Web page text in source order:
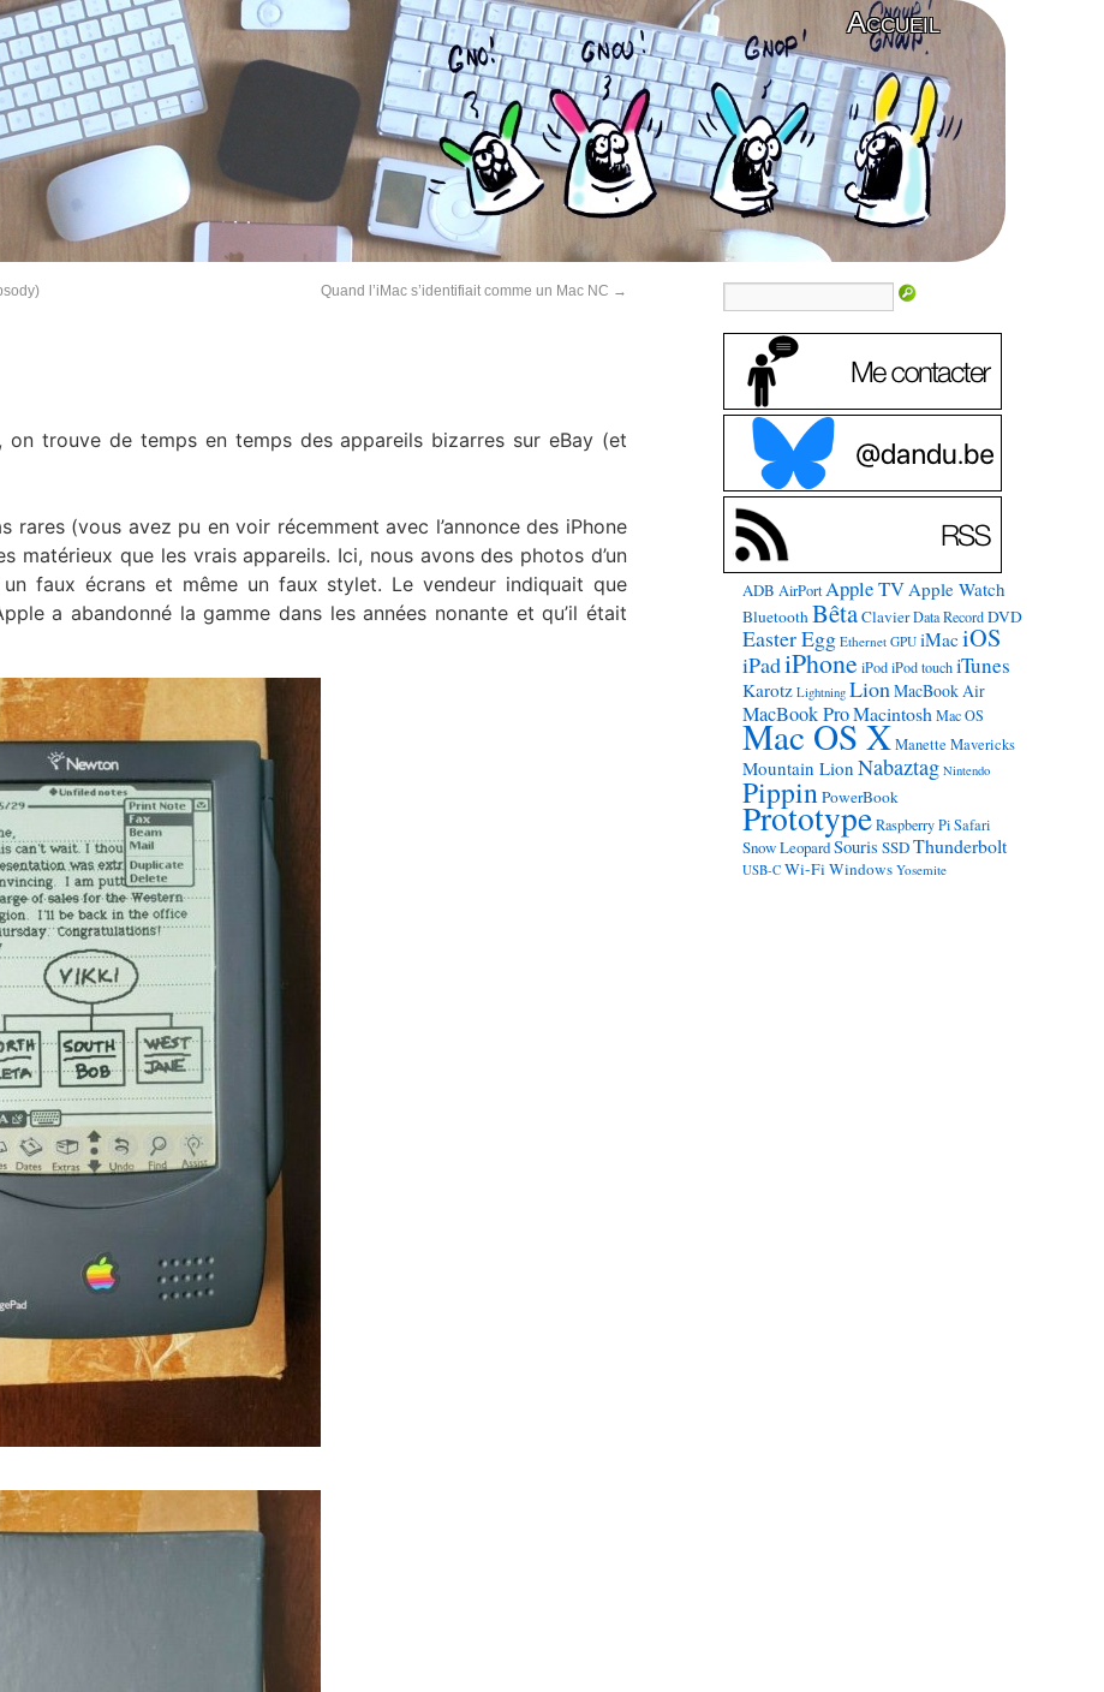
Accueil
Quand l’iMac s’identifiait comme un Mac NC →
trouve de temps en temps des appareils bizarres sur eBay (et
rares (vous avez pu en voir récemment avec l’annonce des iPhone
matérieux que les vrais appareils. Ici, nous avons des photos d’un
faux écrans et même un faux stylet. Le vendeur indiquait que
a abandonné la gamme dans les années nonante et qu’il était
ADB AirPort Apple TVApple Watch
BluetoothBêtaClavier Data Record DVD
Easter Egg Ethernet GPU iMaciOS
iPadiPhone iPod iPod touch iTunes
Karotz Lightning LionMacBook Air
MacBook ProMacintosh Mac OS
Mac OS X Manette Mavericks
Mountain Lion Nabaztag Nintendo
PippinPowerBook
Prototype Raspberry Pi Safari
Snow LeopardSouris SSDThunderbolt
USB-C Wi-FiWindows Yosemite